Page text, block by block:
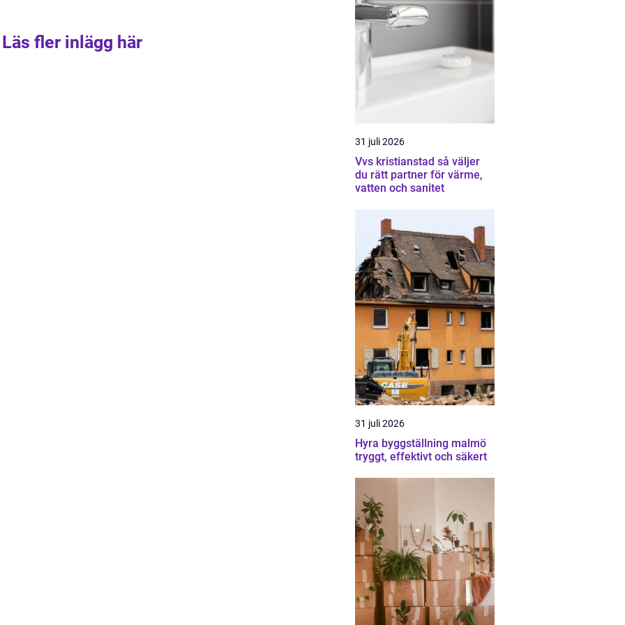
Läs fler inlägg här
31 juli 2026
Vvs kristianstad så väljer
du rätt partner för värme,
vatten och sanitet
31 juli 2026
Hyra byggställning malmö
tryggt, effektivt och säkert